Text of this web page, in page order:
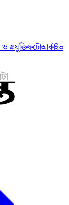
ও প্রযুক্তিফটোআর্কাইভ